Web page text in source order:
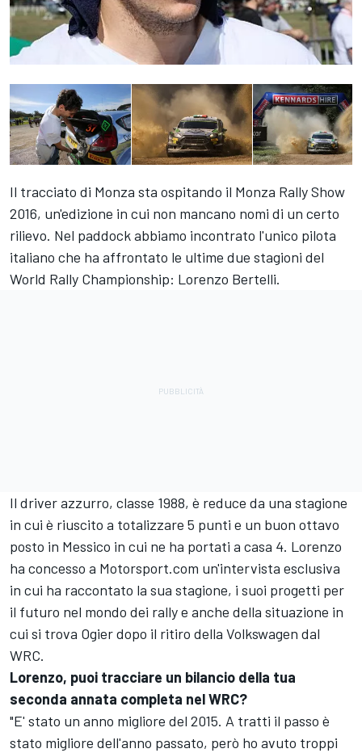
Il tracciato di Monza sta ospitando il Monza Rally Show
2016, un'edizione in cui non mancano nomi di un certo
rilievo. Nel paddock abbiamo incontrato l'unico pilota
italiano che ha affrontato le ultime due stagioni del
World Rally Championship: Lorenzo Bertelli.
Il driver azzurro, classe 1988, è reduce da una stagione
in cui è riuscito a totalizzare 5 punti e un buon ottavo
posto in Messico in cui ne ha portati a casa 4. Lorenzo
ha concesso a Motorsport.com un'intervista esclusiva
in cui ha raccontato la sua stagione, i suoi progetti per
il futuro nel mondo dei rally e anche della situazione in
cui si trova Ogier dopo il ritiro della Volkswagen dal
WRC.
Lorenzo, puoi tracciare un bilancio della tua
seconda annata completa nel WRC?
"E' stato un anno migliore del 2015. A tratti il passo è
stato migliore dell'anno passato, però ho avuto troppi